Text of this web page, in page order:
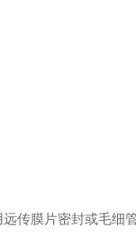
传膜片密封或毛细